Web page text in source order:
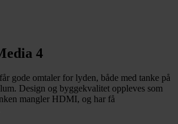
4
gode omtaler for lyden, både med tanke på
Design og byggekvalitet oppleves som
mangler HDMI, og har få